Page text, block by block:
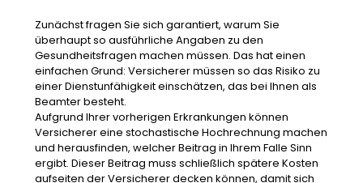
Zunächst fragen Sie sich garantiert, warum Sie
überhaupt so ausführliche Angaben zu den
Gesundheitsfragen machen müssen. Das hat einen
einfachen Grund: Versicherer müssen so das Risiko zu
einer Dienstunfähigkeit einschätzen, das bei Ihnen als
Beamter besteht.
Aufgrund Ihrer vorherigen Erkrankungen können
Versicherer eine stochastische Hochrechnung machen
und herausfinden, welcher Beitrag in Ihrem Falle Sinn
ergibt. Dieser Beitrag muss schließlich spätere Kosten
aufseiten der Versicherer decken können, damit sich